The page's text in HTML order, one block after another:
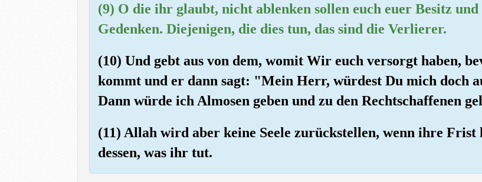
(9) O die ihr glaubt, nicht ablenken sollen euch euer Besitz
Gedenken. Diejenigen, die dies tun, das sind die Verlierer.
(10) Und gebt aus von dem, womit Wir euch versorgt haben,
kommt und er dann sagt: "Mein Herr, würdest Du mich doch
Dann würde ich Almosen geben und zu den Rechtschaffenen
(11) Allah wird aber keine Seele zurückstellen, wenn ihre
dessen, was ihr tut.